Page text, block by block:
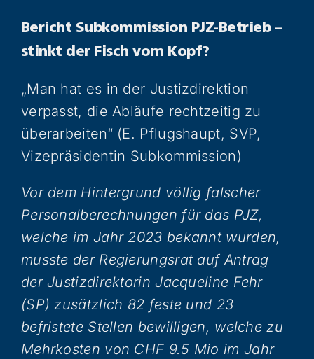
Bericht Subkommission PJZ-Betrieb –
stinkt der Fisch vom Kopf?
„Man hat es in der Justizdirektion
verpasst, die Abläufe rechtzeitig zu
überarbeiten“ (E. Pflugshaupt, SVP,
Vizepräsidentin Subkommission)
Vor dem Hintergrund völlig falscher
Personalberechnungen für das PJZ,
welche im Jahr 2023 bekannt wurden,
musste der Regierungsrat auf Antrag
der Justizdirektorin Jacqueline Fehr
(SP) zusätzlich 82 feste und 23
befristete Stellen bewilligen, welche zu
Mehrkosten von CHF 9.5 Mio im Jahr